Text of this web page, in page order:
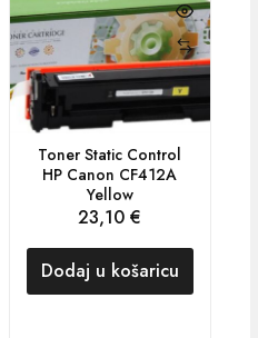
Toner Static Control
HP Canon CF412A
Yellow
23,10€
Dodaj u košaricu